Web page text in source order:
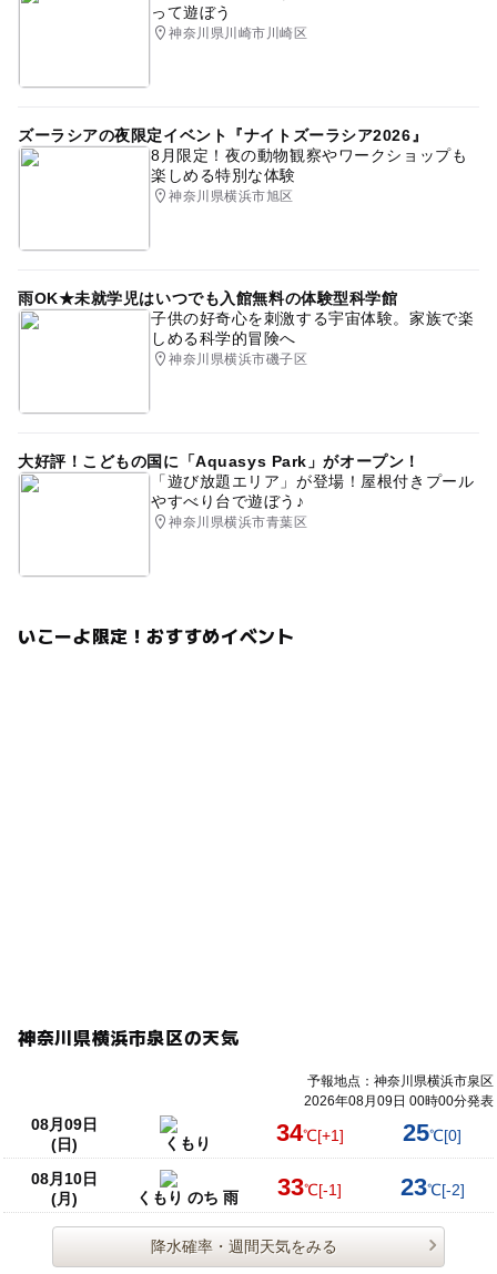
撮影会当日に、オンライン相談日を決めてご予約いただき
写真データのお渡しは、後日オンライン相談(60分)のご参
加が条件となります。
お渡しする撮影データはカメラマンがセレクトします。
します。
をお断りすることがございます。
ご都合が悪くなった場合は、イベント開催日の2日前まで
にキャンセルをお願いいたします。
応募方法
このイベントの受付は終了しました。
予約ページ
って遊ぼう
神奈川県川崎市川崎区
ズーラシアの夜限定イベント『ナイトズーラシア2026』
8月限定！夜の動物観察やワークショップも
楽しめる特別な体験
神奈川県横浜市旭区
雨OK★未就学児はいつでも入館無料の体験型科学館
子供の好奇心を刺激する宇宙体験。家族で楽
しめる科学的冒険へ
神奈川県横浜市磯子区
大好評！こどもの国に「Aquasys Park」がオープン！
「遊び放題エリア」が登場！屋根付きプール
やすべり台で遊ぼう♪
神奈川県横浜市青葉区
いこーよ限定！おすすめイベント
神奈川県横浜市泉区の天気
予報地点：神奈川県横浜市泉区
2026年08月09日 00時00分発表
08月09日
(日)
くもり 34℃[+1] 25℃[0]
08月10日
(月)
くもり のち 雨 33℃[-1] 23℃[-2]
降水確率・週間天気をみる